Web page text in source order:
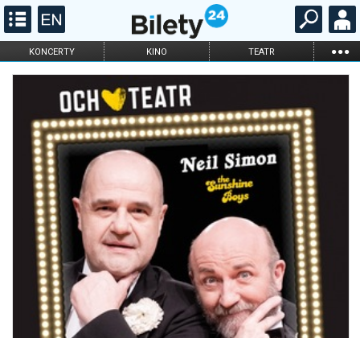
KONCERTY KINO TEATR ...
FILHARMONIA OPERA I BALET
DLA DZIECI
ONLINE